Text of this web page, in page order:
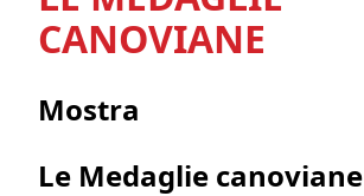
CANOVIANE
Mostra
Le Medaglie canoviane